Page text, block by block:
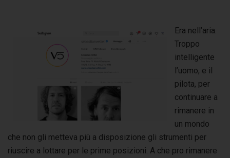
Era nell’aria.
Troppo
intelligente
l’uomo, e il
pilota, per
continuare a
rimanere in
un mondo
che non gli metteva più a disposizione gli strumenti per
riuscire a lottare per le prime posizioni. A che pro rimanere